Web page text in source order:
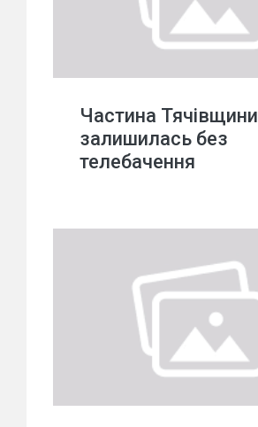
Частина Тячівщини
залишилась без
телебачення